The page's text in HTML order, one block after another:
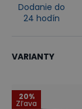
Dodanie do
24 hodín
VARIANTY
20%
Zľava